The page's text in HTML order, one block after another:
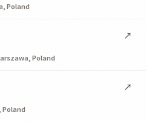
Poland
Poland
↗
Poland
↗